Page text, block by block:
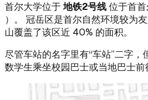
首尔大学位于地铁2号线位于首
）。 冠岳区是首尔自然环境较为
山覆盖了该区近 40% 的面积。
尽管车站的名字里有“车站”二字
数学生乘坐校园巴士或当地巴士前